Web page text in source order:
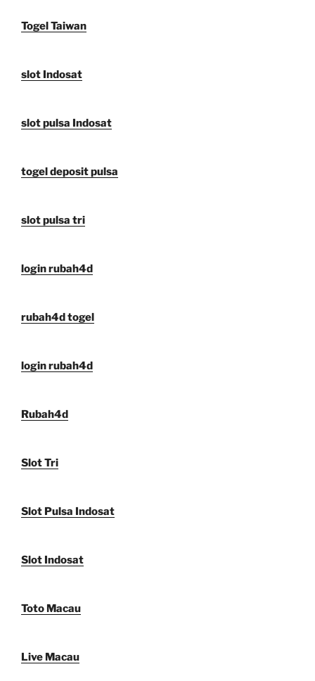
Togel Taiwan
slot Indosat
slot pulsa Indosat
togel deposit pulsa
slot pulsa tri
login rubah4d
rubah4d togel
login rubah4d
Rubah4d
Slot Tri
Slot Pulsa Indosat
Slot Indosat
Toto Macau
Live Macau